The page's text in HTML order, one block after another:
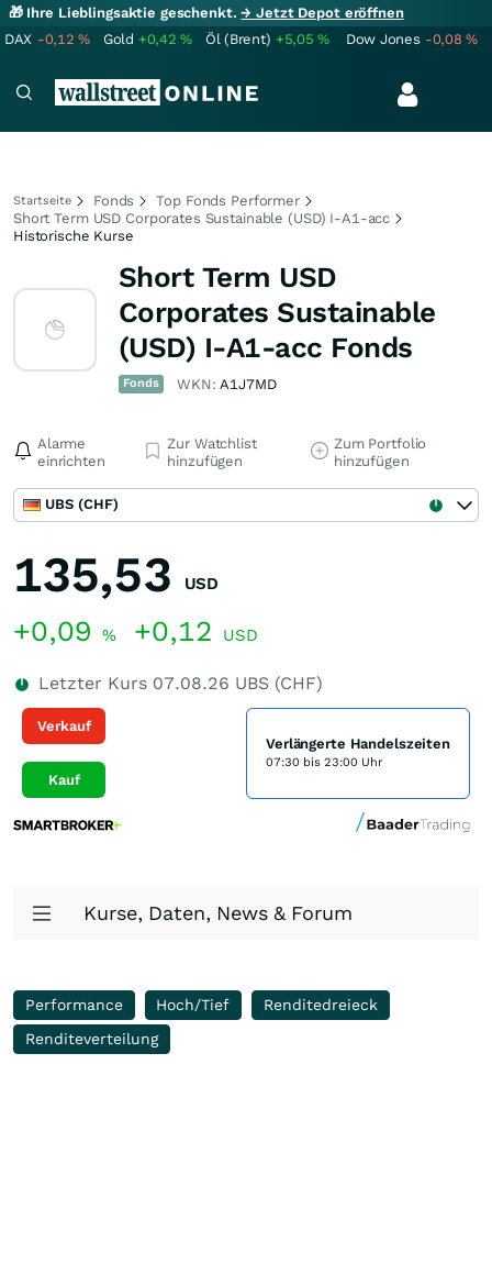
🎁 Ihre Lieblingsaktie geschenkt.→ Jetzt Depot eröffnen
DAX -0,12% Gold +0,42% Öl (Brent) +5,05% Dow Jones -0,08%
Startseite Fonds
Top Fonds Performer
Short Term USD Corporates Sustainable (USD) I-A1-acc
Historische Kurse
Short Term USD
Corporates Sustainable
(USD) I-A1-acc Fonds
Fonds WKN:A1J7MD
Alarme
einrichten
Zur Watchlist
hinzufügen
Zum Portfolio
hinzufügen
UBS (CHF)
135,53 USD
+0,09 % +0,12 USD
Letzter Kurs 07.08.26 UBS (CHF)
Verkauf
Kauf
Verlängerte Handelszeiten
07:30 bis 23:00 Uhr
Kurse, Daten, News & Forum
Performance Hoch/Tief
Renditedreieck
Renditeverteilung